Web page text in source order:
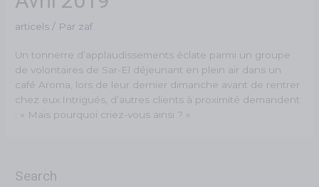
articels / Par zaf
Un tonnerre d’applaudissements éclate parmi un groupe
de volontaires de Sar-El déjeunant en plein air dans un
café Aroma, lors de leur dernier dimanche avant de rentrer
chez eux.Intrigués, d’autres clients à proximité demandent
: « Mais pourquoi criez-vous ainsi ? »
Search